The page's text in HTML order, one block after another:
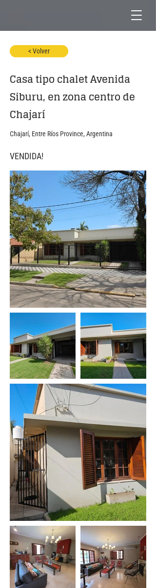
< Volver
Casa tipo chalet Avenida
Siburu, en zona centro de
Chajarí
Chajarí, Entre Ríos Province, Argentina
VENDIDA!